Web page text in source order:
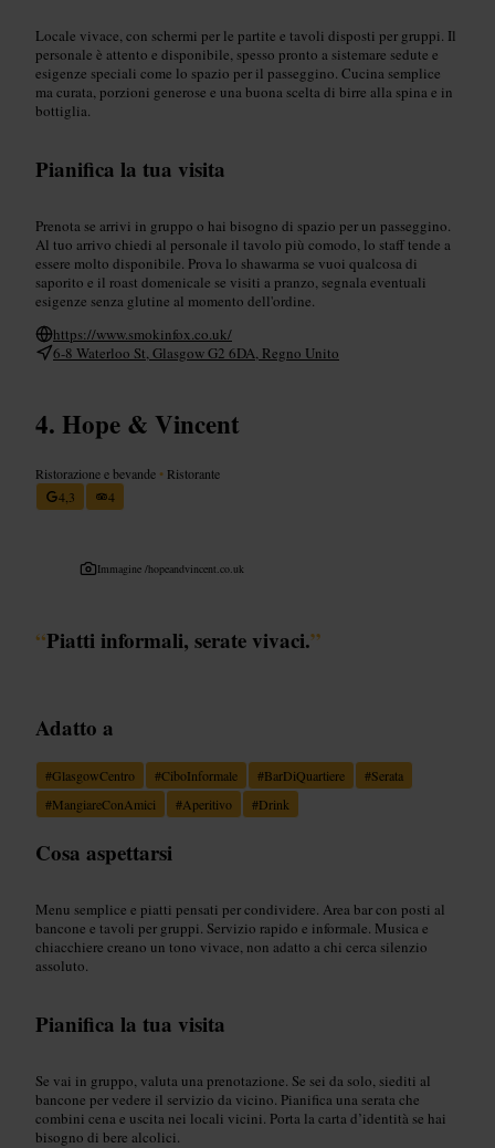
Locale vivace, con schermi per le partite e tavoli disposti per gruppi. Il
personale è attento e disponibile, spesso pronto a sistemare sedute e
esigenze speciali come lo spazio per il passeggino. Cucina semplice
ma curata, porzioni generose e una buona scelta di birre alla spina e in
bottiglia.
Pianifica la tua visita
Prenota se arrivi in gruppo o hai bisogno di spazio per un passeggino.
Al tuo arrivo chiedi al personale il tavolo più comodo, lo staff tende a
essere molto disponibile. Prova lo shawarma se vuoi qualcosa di
saporito e il roast domenicale se visiti a pranzo, segnala eventuali
esigenze senza glutine al momento dell'ordine.
https://www.smokinfox.co.uk/
6-8 Waterloo St, Glasgow G2 6DA, Regno Unito
Hope & Vincent
Ristorazione e bevande • Ristorante
4,3
4
Immagine /hopeandvincent.co.uk
“Piatti informali, serate vivaci.”
Adatto a
#GlasgowCentro #CiboInformale #BarDiQuartiere #Serata
#MangiareConAmici #Aperitivo #Drink
Cosa aspettarsi
Menu semplice e piatti pensati per condividere. Area bar con posti al
bancone e tavoli per gruppi. Servizio rapido e informale. Musica e
chiacchiere creano un tono vivace, non adatto a chi cerca silenzio
assoluto.
Pianifica la tua visita
Se vai in gruppo, valuta una prenotazione. Se sei da solo, siediti al
bancone per vedere il servizio da vicino. Pianifica una serata che
combini cena e uscita nei locali vicini. Porta la carta d’identità se hai
bisogno di bere alcolici.